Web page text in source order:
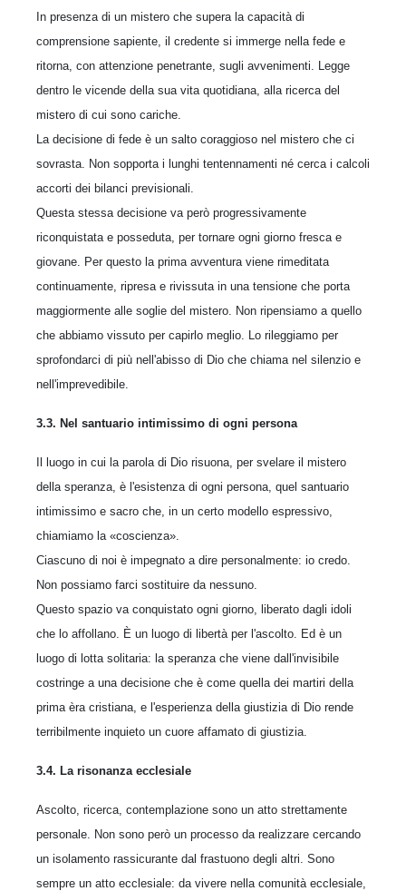
In presenza di un mistero che supera la capacità di
comprensione sapiente, il credente si immerge nella fede e
ritorna, con attenzione penetrante, sugli avvenimenti. Legge
dentro le vicende della sua vita quotidiana, alla ricerca del
mistero di cui sono cariche.
La decisione di fede è un salto coraggioso nel mistero che ci
sovrasta. Non sopporta i lunghi tentennamenti né cerca i calcoli
accorti dei bilanci previsionali.
Questa stessa decisione va però progressivamente
riconquistata e posseduta, per tornare ogni giorno fresca e
giovane. Per questo la prima avventura viene rimeditata
continuamente, ripresa e rivissuta in una tensione che porta
maggiormente alle soglie del mistero. Non ripensiamo a quello
che abbiamo vissuto per capirlo meglio. Lo rileggiamo per
sprofondarci di più nell'abisso di Dio che chiama nel silenzio e
nell'imprevedibile.
3.3. Nel santuario intimissimo di ogni persona
Il luogo in cui la parola di Dio risuona, per svelare il mistero
della speranza, è l'esistenza di ogni persona, quel santuario
intimissimo e sacro che, in un certo modello espressivo,
chiamiamo la «coscienza».
Ciascuno di noi è impegnato a dire personalmente: io credo.
Non possiamo farci sostituire da nessuno.
Questo spazio va conquistato ogni giorno, liberato dagli idoli
che lo affollano. È un luogo di libertà per l'ascolto. Ed è un
luogo di lotta solitaria: la speranza che viene dall'invisibile
costringe a una decisione che è come quella dei martiri della
prima èra cristiana, e l'esperienza della giustizia di Dio rende
terribilmente inquieto un cuore affamato di giustizia.
3.4. La risonanza ecclesiale
Ascolto, ricerca, contemplazione sono un atto strettamente
personale. Non sono però un processo da realizzare cercando
un isolamento rassicurante dal frastuono degli altri. Sono
sempre un atto ecclesiale: da vivere nella comunità ecclesiale,